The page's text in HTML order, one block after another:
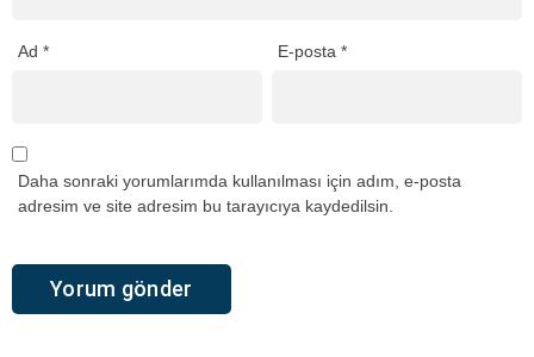
Ad * E-posta*
Daha sonraki yorumlarımda kullanılması için adım, e-posta
adresim ve site adresim bu tarayıcıya kaydedilsin.